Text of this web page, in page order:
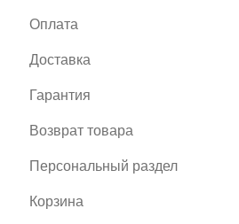
Оплата
Доставка
Гарантия
Возврат товара
Персональный раздел
Корзина